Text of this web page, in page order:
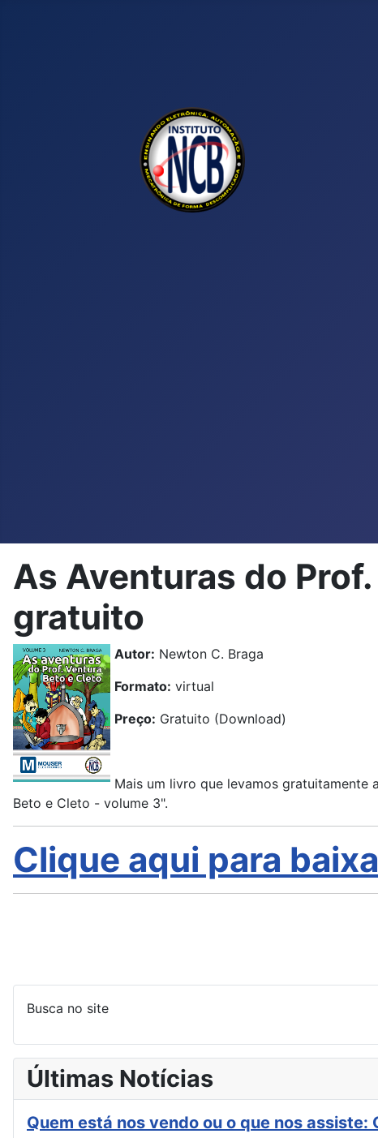
As Aventuras do
gratuito
Autor: Newton C. Braga
Formato: virtual
Preço: Gratuito (Download)
Mais um livro que levamos gratuitamente
Beto e Cleto - volume 3".
Clique aqui para
Busca no site
Últimas Notícias
Quem está nos vendo ou o que nos